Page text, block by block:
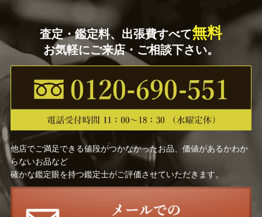
査定・鑑定料、出張費すべて無料
お気軽にご来店・ご相談下さい。
他店でご満足できる値段がつかなかったお品、価値があるかわか
らないお品など
確かな鑑定眼を持つ鑑定士がご評価させていただきます。